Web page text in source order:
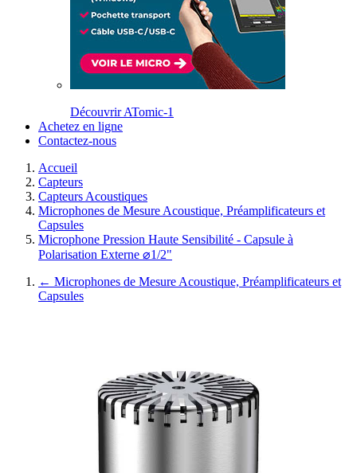
Découvrir ATomic-1
Achetez en ligne
Contactez-nous
Accueil
Capteurs
Capteurs Acoustiques
Microphones de Mesure Acoustique, Préamplificateurs et
Capsules
Microphone Pression Haute Sensibilité - Capsule à
Polarisation Externe ⌀1/2"
← Microphones de Mesure Acoustique, Préamplificateurs et
Capsules